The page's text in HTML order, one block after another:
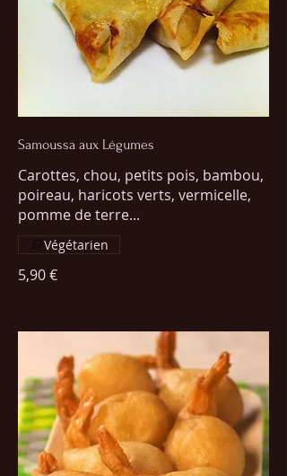
Samoussa aux Légumes
Carottes, chou, petits pois, bambou,
poireau, haricots verts, vermicelle,
pomme de terre...
5,90 €
Végétarien